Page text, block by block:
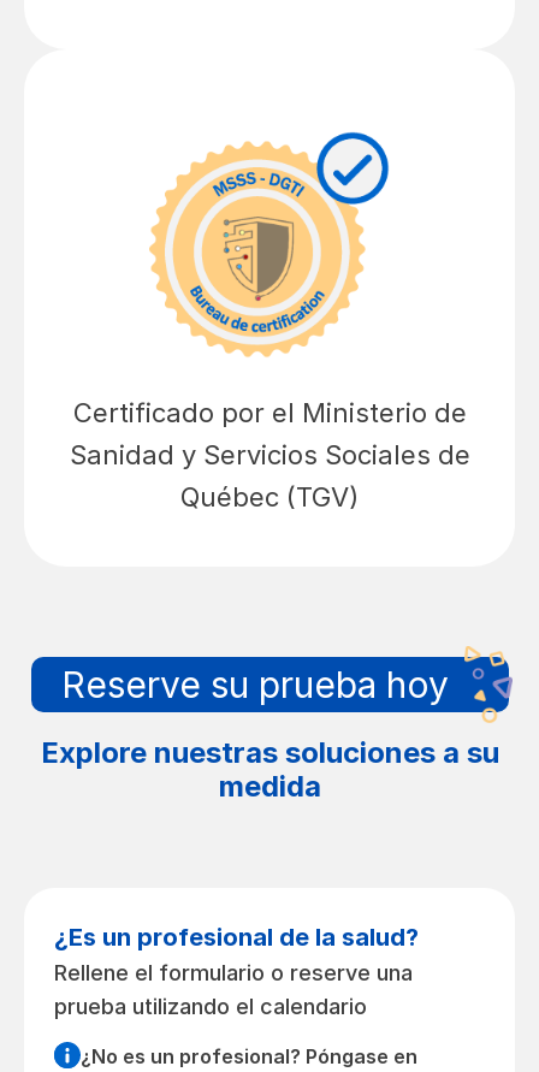
Certificado por el Ministerio de
Sanidad y Servicios Sociales de
Québec (TGV)
Reserve su prueba hoy
Explore nuestras soluciones a su
medida
¿Es un profesional de la salud?
Rellene el formulario o reserve una
prueba utilizando el calendario
¿No es un profesional? Póngase en